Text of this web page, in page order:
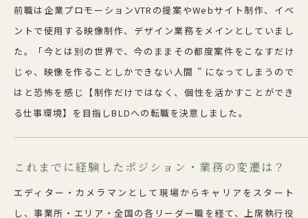
前職は企業プロモーションVTRの提案やWebサイト制作、イベ
ントで使用する映像制作、デザイン業務をメインとしていまし
た。「今とは別の世界で、今のままその都度案件をこなすだけ
じゃ、映像を作ることしかできない人間 ” になってしまうので
はと恐怖を感じ【制作だけではなく、個性を活かすことができ
る仕事環境】を目指しBLDへの転職を決意しました。
これまでに経験したポジション・業務の変遷は？
エディター・カメラマンとして現場からキャリアをスタート
し、事業所・エリア・全国の各リーダー職を経て、上席執行役